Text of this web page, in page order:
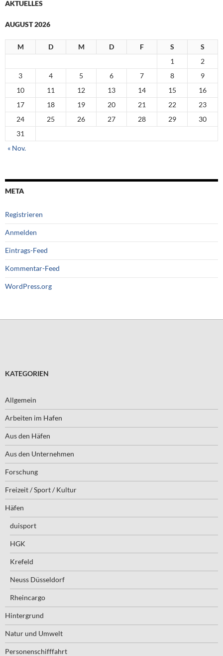
AKTUELLES
AUGUST 2026
M D M D F S
S
1
2
3
4 5 6 7 8
9
10
11 12 13 14 15
16
17
18 19 20 21 22
23
24
25 26 27 28 29
30
31
« Nov.
META
Registrieren
Anmelden
Eintrags-Feed
Kommentar-Feed
WordPress.org
KATEGORIEN
Allgemein
Arbeiten im Hafen
Aus den Häfen
Aus den Unternehmen
Forschung
Freizeit / Sport / Kultur
Häfen
duisport
HGK
Krefeld
Neuss Düsseldorf
Rheincargo
Hintergrund
Natur und Umwelt
Personenschifffahrt